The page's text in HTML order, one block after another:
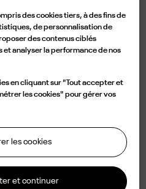
, PARIS
des cookies tiers, à des fins de
de personnalisation de
des contenus ciblés
et analyser la performance de nos
en cliquant sur "Tout accepter et
les cookies" pour gérer vos
les cookies
et continuer